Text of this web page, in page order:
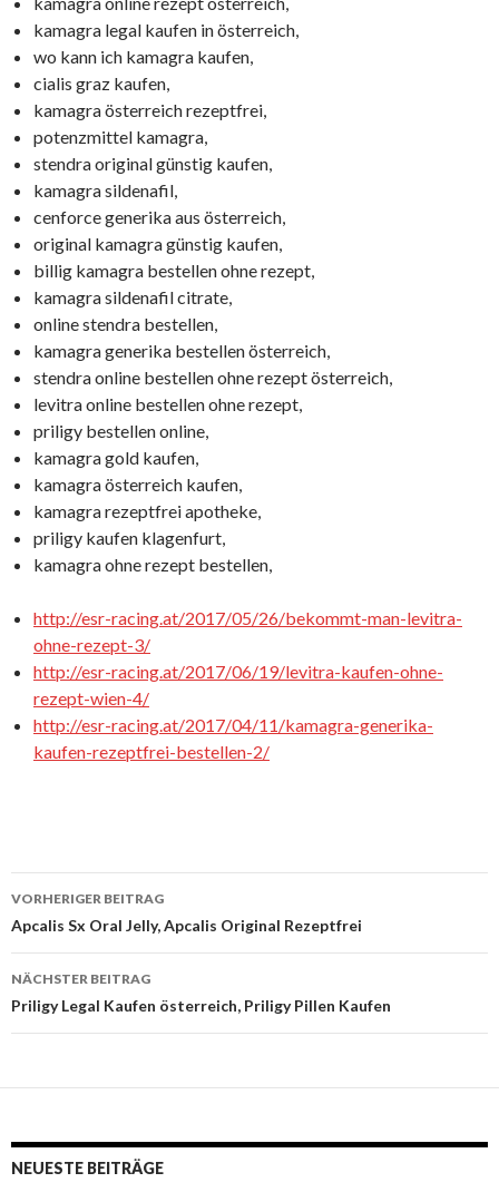
kamagra legal kaufen in österreich,
wo kann ich kamagra kaufen,
cialis graz kaufen,
kamagra österreich rezeptfrei,
potenzmittel kamagra,
stendra original günstig kaufen,
kamagra sildenafil,
cenforce generika aus österreich,
original kamagra günstig kaufen,
billig kamagra bestellen ohne rezept,
kamagra sildenafil citrate,
online stendra bestellen,
kamagra generika bestellen österreich,
stendra online bestellen ohne rezept österreich,
levitra online bestellen ohne rezept,
priligy bestellen online,
kamagra gold kaufen,
kamagra österreich kaufen,
kamagra rezeptfrei apotheke,
priligy kaufen klagenfurt,
kamagra ohne rezept bestellen,
http://esr-racing.at/2017/05/26/bekommt-man-levitra-
ohne-rezept-3/
http://esr-racing.at/2017/06/19/levitra-kaufen-ohne-
rezept-wien-4/
http://esr-racing.at/2017/04/11/kamagra-generika-
kaufen-rezeptfrei-bestellen-2/
Beitrags-
Navigation
VORHERIGER BEITRAG
Apcalis Sx Oral Jelly, Apcalis Original Rezeptfrei
NÄCHSTER BEITRAG
Priligy Legal Kaufen österreich, Priligy Pillen Kaufen
NEUESTE BEITRÄGE